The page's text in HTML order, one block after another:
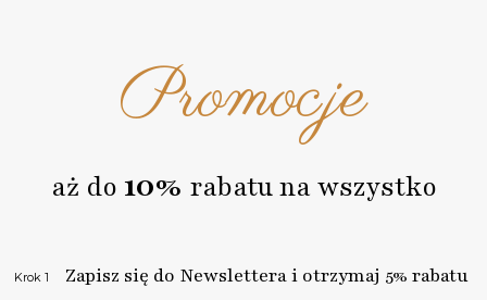
Promocje
aż do 10% rabatu na wszystko
Krok 1 Zapisz się do Newslettera i otrzymaj 5% rabatu